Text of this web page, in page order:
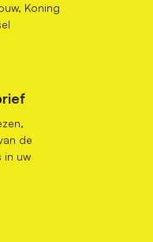
Koning
de
in uw